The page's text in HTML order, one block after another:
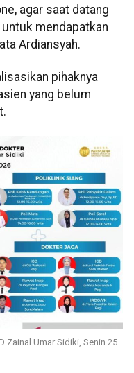
agar saat datang
mendapatkan
Ardiansyah.
pihaknya
yang belum
Zainal Umar Sidiki, Senin 25